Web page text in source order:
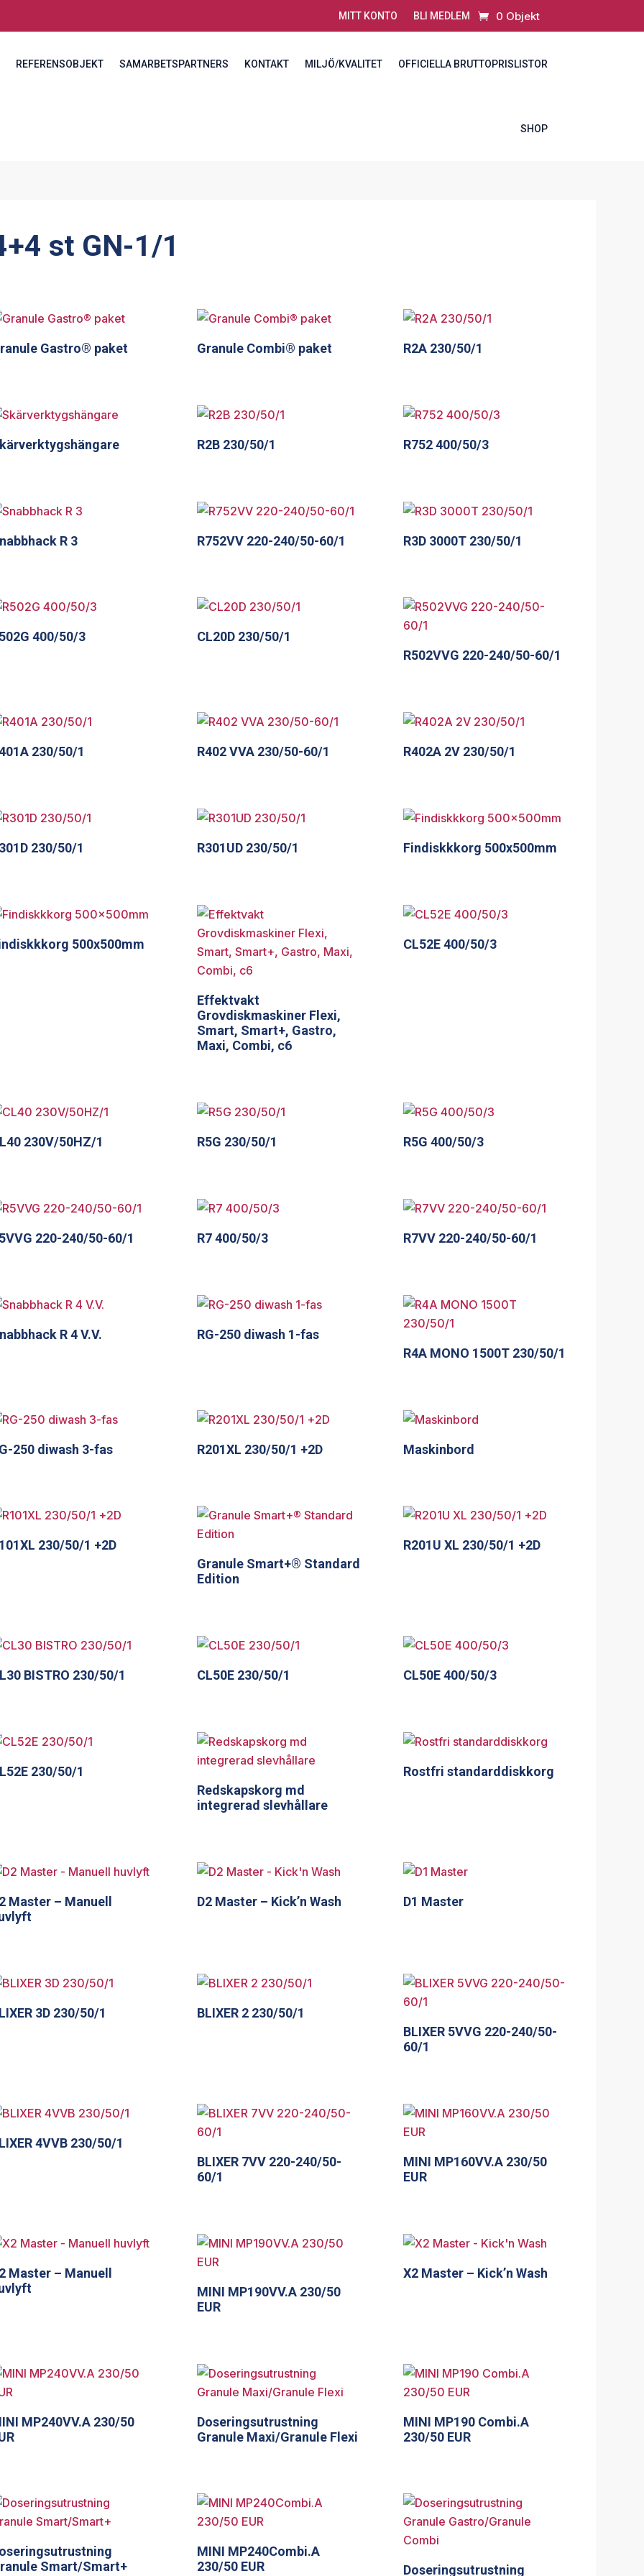
MITT KONTO BLI MEDLEM 0 Objekt
REFERENSOBJEKT SAMARBETSPARTNERS KONTAKT MILJÖ/KVALITET OFFICIELLA BRUTTOPRISLISTOR
SHOP
st GN-1/1
Gastro® paket Granule Combi® paket R2A 230/50/1
R2B 230/50/1 R752 400/50/3
R 3 R752VV 220-240/50-60/1 R3D 3000T 230/50/1
400/50/3
CL20D 230/50/1
R502VVG 220-240/50-60/1
230/50/1 R402 VVA 230/50-60/1 R402A 2V 230/50/1
230/50/1 R301UD 230/50/1 Findiskkkorg 500x500mm
500x500mm
Effektvakt
Grovdiskmaskiner Flexi,
Smart, Smart+, Gastro,
Maxi, Combi, c6
CL52E 400/50/3
230V/50HZ/1 R5G 230/50/1 R5G 400/50/3
220-240/50-60/1 R7 400/50/3 R7VV 220-240/50-60/1
R 4 V.V.
RG-250 diwash 1-fas
R4A MONO 1500T 230/50/1
250 diwash 3-fas R201XL 230/50/1 +2D Maskinbord
230/50/1 +2D
Granule Smart+® Standard
Edition
R201U XL 230/50/1 +2D
BISTRO 230/50/1 CL50E 230/50/1 CL50E 400/50/3
230/50/1
Redskapskorg md
integrerad slevhållare
Rostfri standarddiskkorg
Master – Manuell
D2 Master – Kick’n Wash D1 Master
3D 230/50/1
BLIXER 2 230/50/1
BLIXER 5VVG 220-240/50-
60/1
4VVB 230/50/1
BLIXER 7VV 220-240/50-
60/1
MINI MP160VV.A 230/50
EUR
Master – Manuell
MINI MP190VV.A 230/50
EUR
X2 Master – Kick’n Wash
MP240VV.A 230/50
Doseringsutrustning
Granule Maxi/Granule Flexi
MINI MP190 Combi.A
230/50 EUR
Smart/Smart+
MINI MP240Combi.A
230/50 EUR
Doseringsutrustning